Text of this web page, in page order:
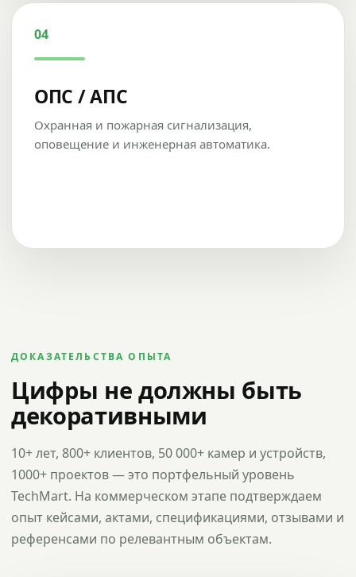
04
ОПС / АПС
Охранная и пожарная сигнализация,
оповещение и инженерная автоматика.
ДОКАЗАТЕЛЬСТВА ОПЫТА
Цифры не должны быть
декоративными
10+ лет, 800+ клиентов, 50 000+ камер и устройств,
1000+ проектов — это портфельный уровень
TechMart. На коммерческом этапе подтверждаем
опыт кейсами, актами, спецификациями, отзывами и
референсами по релевантным объектам.